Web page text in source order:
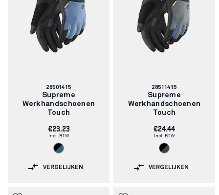
Artikelnummer:
28501415
Supreme
Werkhandschoenen
Touch
€23.23
Incl. BTW
VERGELIJKEN
Artikelnummer:
28511415
Supreme
Werkhandschoenen
Touch
€24.44
Incl. BTW
VERGELIJKEN